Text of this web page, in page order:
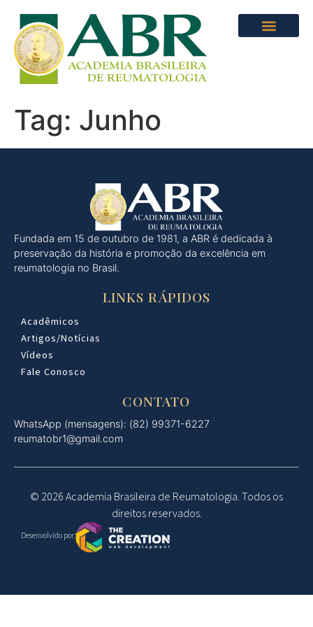
Tag: Junho
Fundada em 15 de outubro de 1981, a ABR é dedicada à
preservação da história e promoção da excelência em
reumatologia no Brasil.
LINKS RÁPIDOS
Acadêmicos
Artigos/Notícias
Vídeos
Fale Conosco
CONTATO
WhatsApp (mensagens): (82) 99371-6227
reumatobr1@gmail.com
© 2026 Academia Brasileira de Reumatologia. Todos os
direitos reservados.
Desenvolvido por: